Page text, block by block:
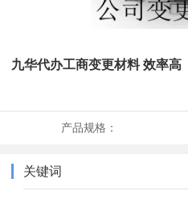
九华代办工商变更材料 效率高
产品规格：
关键词